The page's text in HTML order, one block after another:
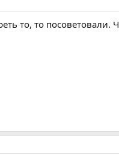
то, то посоветовали.